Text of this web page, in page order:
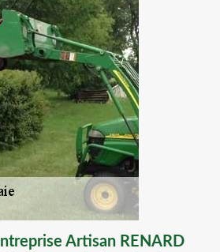
Artisan RENARD